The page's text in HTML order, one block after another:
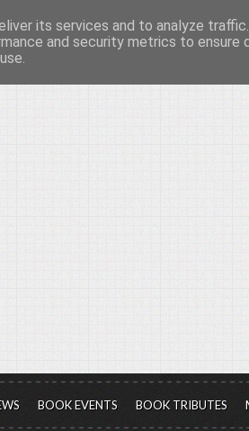
πολιτισμό, σε κάθε του μορφή
BOOK EVENTS BOOK TRIBUTES
its services and to analyze
and security metrics to ensure